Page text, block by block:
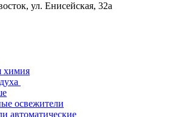
ул. Енисейская, 32а
химия
освежители
автоматические